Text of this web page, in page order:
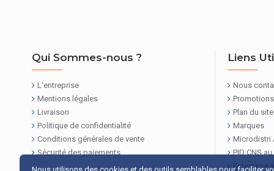
Qui Sommes-nous ?
L'entreprise
Mentions légales
Livraison
Politique de confidentialité
Conditions générales de vente
Sécurité des paiements
Liens
Nous
Promotions
Plan du site
Marques
Microdistri
PID CNS
Enterprise